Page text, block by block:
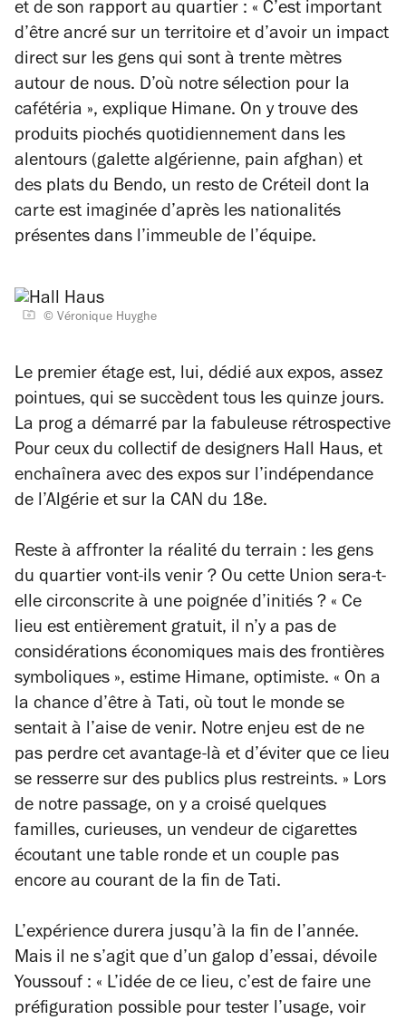
et de son rapport au quartier : « C’est important
d’être ancré sur un territoire et d’avoir un impact
direct sur les gens qui sont à trente mètres
autour de nous. D’où notre sélection pour la
cafétéria », explique Himane. On y trouve des
produits piochés quotidiennement dans les
alentours (galette algérienne, pain afghan) et
des plats du Bendo, un resto de Créteil dont la
carte est imaginée d’après les nationalités
présentes dans l’immeuble de l’équipe.
©️ Véronique Huyghe
Le premier étage est, lui, dédié aux expos, assez
pointues, qui se succèdent tous les quinze jours.
La prog a démarré par la fabuleuse rétrospective
Pour ceuxdu collectif de designers Hall Haus, et
enchaînera avec des expos sur l’indépendance
de l’Algérie et sur la CAN du 18e.
Reste à affronter la réalité du terrain : les gens
du quartier vont-ils venir ? Ou cette Union sera-t-
elle circonscrite à une poignée d’initiés ? « Ce
lieu est entièrement gratuit, il n’y a pas de
considérations économiques mais des frontières
symboliques », estime Himane, optimiste. « On a
la chance d’être à Tati, où tout le monde se
sentait à l’aise de venir. Notre enjeu est de ne
pas perdre cet avantage-là et d’éviter que ce lieu
se resserre sur des publics plus restreints. » Lors
de notre passage, on y a croisé quelques
familles, curieuses, un vendeur de cigarettes
écoutant une table ronde et un couple pas
encore au courant de la fin de Tati.
L’expérience durera jusqu’à la fin de l’année.
Mais il ne s’agit que d’un galop d’essai, dévoile
Youssouf : « L’idée de ce lieu, c’est de faire une
préfiguration possible pour tester l’usage, voir